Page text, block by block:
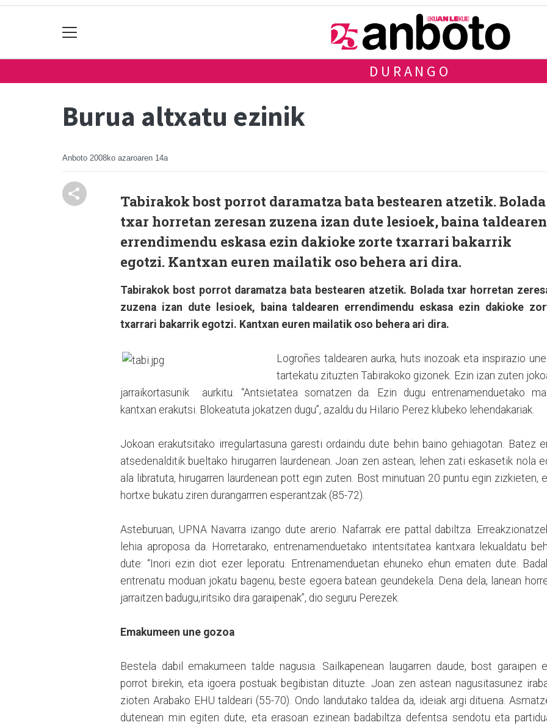
DURANGO
Burua altxatu ezinik
Anboto 2008ko azaroaren 14a
Tabirakok bost porrot daramatza bata bestearen atzetik. Bolada
txar horretan zeresan zuzena izan dute lesioek, baina taldearen
errendimendu eskasa ezin dakioke zorte txarrari bakarrik
egotzi. Kantxan euren mailatik oso behera ari dira.
Tabirakok bost porrot daramatza bata bestearen atzetik. Bolada txar horretan
zuzena izan dute lesioek, baina taldearen errendimendu eskasa ezin dakioke
txarrari bakarrik egotzi. Kantxan euren mailatik oso behera ari dira.
Logroñes taldearen aurka, huts inozoak eta inspirazio
tartekatu zituzten Tabirakoko gizonek. Ezin izan zuten
jarraikortasunik aurkitu. “Antsietatea somatzen da. Ezin dugu entrenamenduetako
kantxan erakutsi. Blokeatuta jokatzen dugu”, azaldu du Hilario Perez klubeko lehendakariak.
Jokoan erakutsitako irregulartasuna garesti ordaindu dute behin baino gehiagotan. Batez
atsedenalditik bueltako hirugarren laurdenean. Joan zen astean, lehen zati eskasetik nola
ala libratuta, hirugarren laurdenean pott egin zuten. Bost minutuan 20 puntu egin zizkieten,
hortxe bukatu ziren durangarrren esperantzak (85-72).
Asteburuan, UPNA Navarra izango dute arerio. Nafarrak ere pattal dabiltza.
lehia aproposa da. Horretarako, entrenamenduetako intentsitatea kantxara lekualdatu
dute: “Inori ezin diot ezer leporatu. Entrenamenduetan ehuneko ehun ematen dute.
entrenatu moduan jokatu bagenu, beste egoera batean geundekela. Dena dela, lanean
jarraitzen badugu,iritsiko dira garaipenak”, dio seguru Perezek.
Emakumeen une gozoa
Bestela dabil emakumeen talde nagusia. Sailkapenean laugarren daude, bost garaipen
porrot birekin, eta igoera postuak begibistan dituzte. Joan zen astean nagusitasunez
zioten Arabako EHU taldeari (55-70). Ondo landutako taldea da, ideiak argi dituena.
dutenean min egiten dute, eta erasoan ezinean badabiltza defentsa sendotu eta